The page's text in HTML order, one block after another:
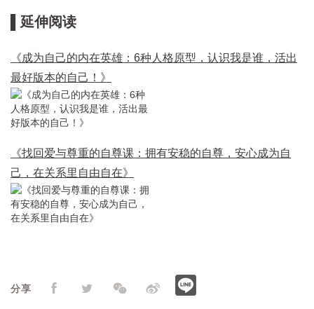
▌延伸阅读
《成为自己的内在英雄：6种人格原型，认识我是谁，活出
最好版本的自己！》
《找回爱与尊重的自尊课：拥有安稳的自尊，安心成为自
己，在关系里自由自在》
分享